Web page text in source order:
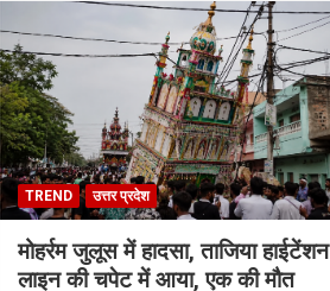
TREND उत्तर प्रदेश
मोहर्रम जुलूस में हादसा, ताजिया हाईटेंशन
लाइन की चपेट में आया, एक की मौत